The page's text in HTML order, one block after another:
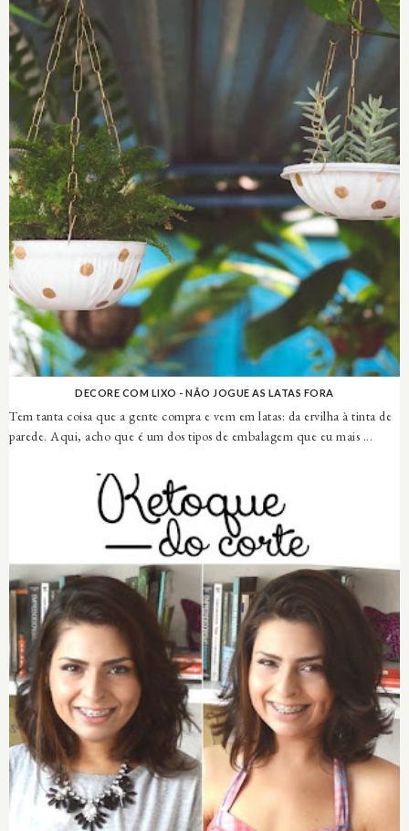
DECORE COM LIXO - NÃO JOGUE AS LATAS FORA
Tem tanta coisa que a gente compra e vem em latas: da ervilha à tinta de
parede. Aqui, acho que é um dos tipos de embalagem que eu mais ...